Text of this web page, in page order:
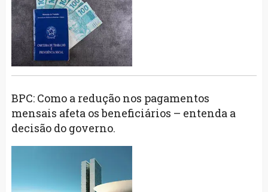
BPC: Como a redução nos pagamentos
mensais afeta os beneficiários – entenda a
decisão do governo.